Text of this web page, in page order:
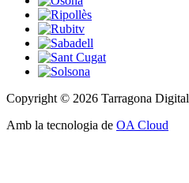
Copyright © 2026 Tarragona Digital
Amb la tecnologia de OA Cloud